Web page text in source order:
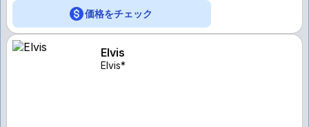
価格をチェック
Elvis
Elvis*